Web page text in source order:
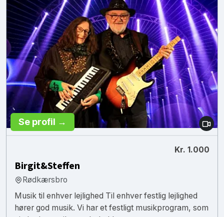
Se profil →
Kr. 1.000
Birgit&Steffen
Rødkærsbro
Musik til enhver lejlighed Til enhver festlig lejlighed
hører god musik. Vi har et festligt musikprogram, som